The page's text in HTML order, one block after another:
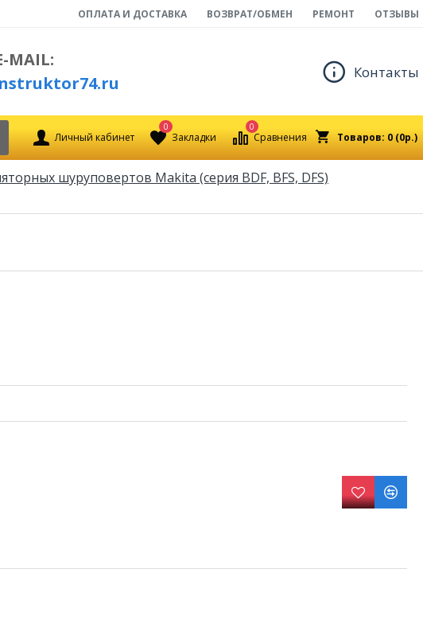
ОПЛАТА И ДОСТАВКА ВОЗВРАТ/ОБМЕН РЕМОНТ ОТЗЫВЫ
MAIL:
Контакты
Личный кабинет Закладки
0
Сравнения
0
Товаров: 0 (0р.)
шуруповертов Makita (серия BDF, BFS, DFS)